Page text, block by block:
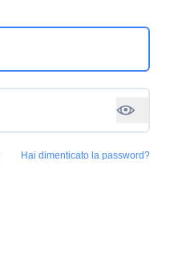
Hai dimenticato la password?